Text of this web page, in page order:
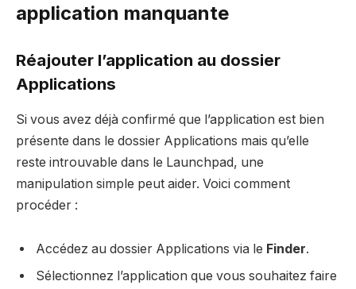
application manquante
Réajouter l’application au dossier
Applications
Si vous avez déjà confirmé que l’application est bien
présente dans le dossier Applications mais qu’elle
reste introuvable dans le Launchpad, une
manipulation simple peut aider. Voici comment
procéder :
Accédez au dossier Applications via le Finder.
Sélectionnez l’application que vous souhaitez faire